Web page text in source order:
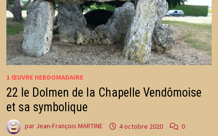
1 ŒUVRE HEBDOMADAIRE
22 le Dolmen de la Chapelle Vendômoise
et sa symbolique
par Jean-François MARTINE 4 octobre 2020 0